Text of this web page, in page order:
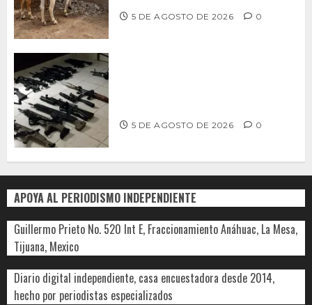
5 DE AGOSTO DE 2026 0
5 DE AGOSTO DE 2026 0
APOYA AL PERIODISMO INDEPENDIENTE
Guillermo Prieto No. 520 Int E, Fraccionamiento Anáhuac, La Mesa,
Tijuana, Mexico
Diario digital independiente, casa encuestadora desde 2014,
hecho por periodistas especializados